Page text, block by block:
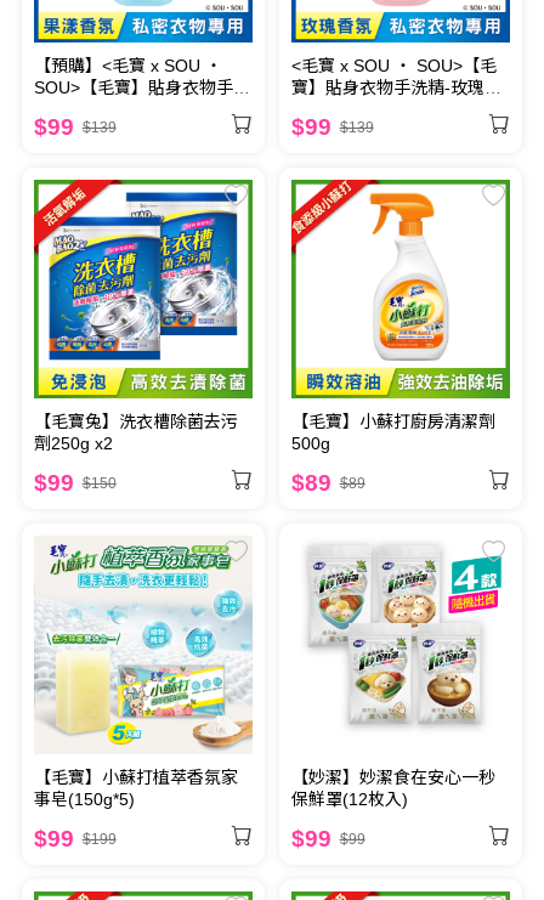
【預購】<毛寶 x SOU ‧
SOU>【毛寶】貼身衣物手洗
精-果漾西西里1000g - 預計8
月底起陸續出貨
$99 $139
<毛寶 x SOU ‧ SOU>【毛
寶】貼身衣物手洗精-玫瑰天
$99 $139
【毛寶兔】洗衣槽除菌去污
劑250g x2
$99 $150
【毛寶】小蘇打廚房清潔劑
500g
$89 $89
【毛寶】小蘇打植萃香氛家
事皂(150g*5)
$99 $199
【妙潔】妙潔食在安心一秒
保鮮罩(12枚入)
$99 $99